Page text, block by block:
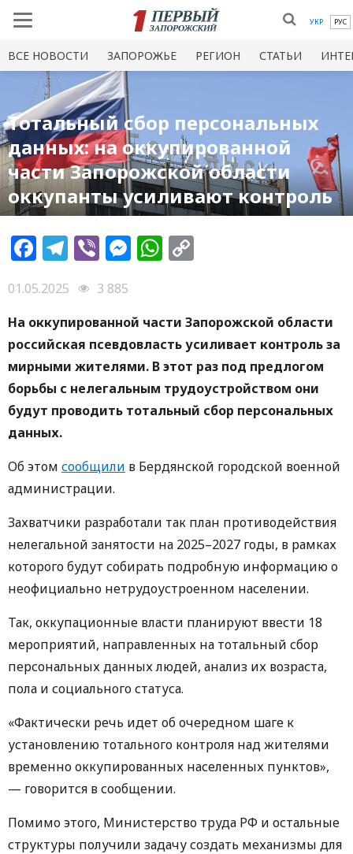
УКР РУС
ВСЕ НОВОСТИ ЗАПОРОЖЬЕ РЕГИОН СТАТЬИ
Тотальный сбор персональных
данных: на оккупированной
части Запорожской области
оккупанты усиливают контроль
Facebook
Telegram
ViberMessenger
WhatsApp
01.05.2025
3 885
На оккупированной части Запорожской области
российская псевдовласть усиливает контроль за
мирными жителями. В этот раз под предлогом
борьбы с нелегальным трудоустройством они
будут проводить тотальный сбор персональных
данных.
Об этом сообщили в Бердянской городской военной
администрации.
Захватчики разработали так план противодействия
нелегальной занятости на 2025–2027 годы, в рамках
которого будут собирать подробную информацию о
неофициально нетрудоустроенном населении.
Так, оккупационные власти планируют ввести 18
мероприятий, направленных на тотальный сбор
персональных данных людей, анализ их возраста,
пола и социального статуса.
«Фактически речь идет об очередном шаге к
установлению тотального контроля над жителями
временно оккупированных населенных пунктов»,
— говорится в сообщении.
Помимо этого, Министерство труда РФ и остальные
структуры получили задачу создать механизмы для